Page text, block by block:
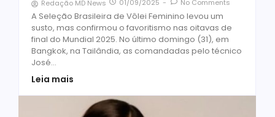
Redação MD News 01/09/2025 - No Comments
A Seleção Brasileira de Vôlei Feminino levou um
susto, mas confirmou o favoritismo nas oitavas de
final do Mundial 2025. No último domingo (31), em
Bangkok, na Tailândia, as comandadas pelo técnico
José...
Leia mais